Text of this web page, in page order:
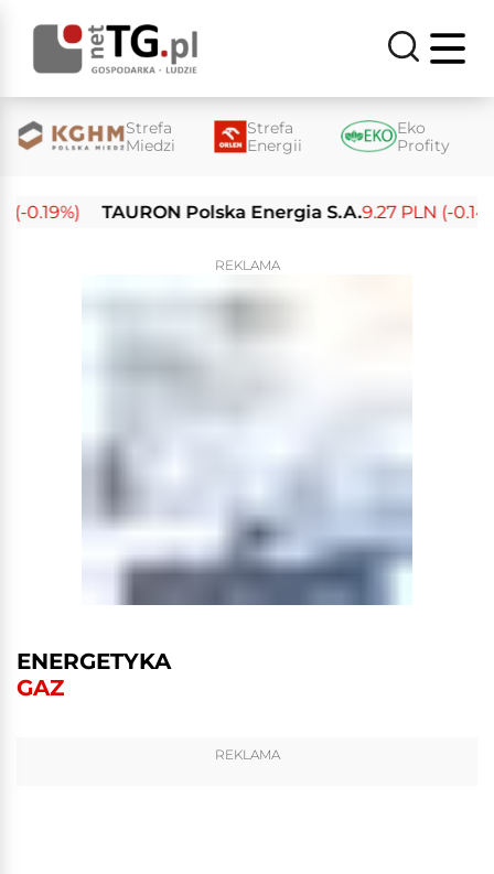
Strefa
Miedzi
Strefa
Energii
Eko
Profity
TAURON Polska Energia S.A.9.27 PLN (-0.14%)
REKLAMA
ENERGETYKA
GAZ
REKLAMA